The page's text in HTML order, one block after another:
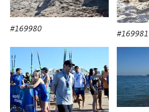
#169980 #169981